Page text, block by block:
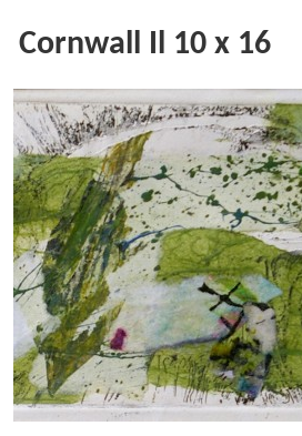
Cornwall Il 10 x 16